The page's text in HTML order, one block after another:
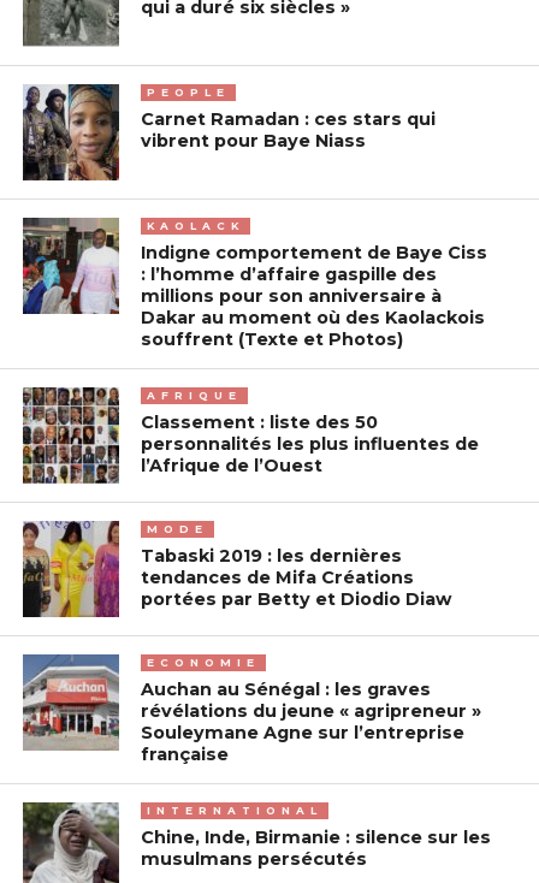
qui a duré six siècles »
PEOPLE
Carnet Ramadan : ces stars qui
vibrent pour Baye Niass
KAOLACK
Indigne comportement de Baye Ciss
: l’homme d’affaire gaspille des
millions pour son anniversaire à
Dakar au moment où des Kaolackois
souffrent (Texte et Photos)
AFRIQUE
Classement : liste des 50
personnalités les plus influentes de
l’Afrique de l’Ouest
MODE
Tabaski 2019 : les dernières
tendances de Mifa Créations
portées par Betty et Diodio Diaw
ECONOMIE
Auchan au Sénégal : les graves
révélations du jeune « agripreneur »
Souleymane Agne sur l’entreprise
française
INTERNATIONAL
Chine, Inde, Birmanie : silence sur les
musulmans persécutés